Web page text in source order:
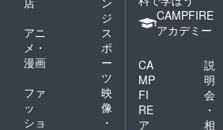
ジ
アニ
メ・
漫画
ス
ポ
ー
ツ
ファ
ッ
ショ
映
像
・
CAMPFIRE
アカデミー
CA
MP
FI
RE
ア
説
明
会
・
相